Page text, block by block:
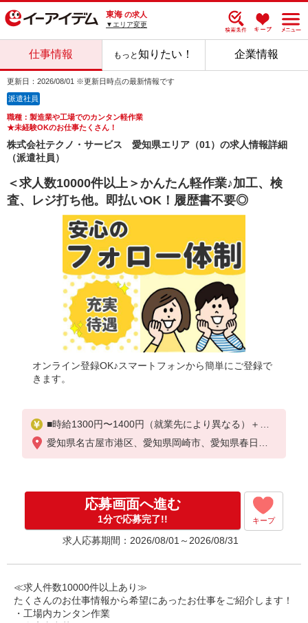
東海 の求人
▼エリア変更
仕事情報 もっと知りたい！ 企業情報
更新日：2026/08/01 ※更新日時点の最新情報です
派遣社員
職種：製造業や工場でのカンタン軽作業
★未経験OKのお仕事たくさん！
株式会社テクノ・サービス 愛知県エリア（01）の求人情報詳細
（派遣社員）
＜求人数10000件以上＞かんたん軽作業♪加工、検
査、レジ打ち他。即払いOK！履歴書不要◎
オンライン登録OK♪スマートフォンから簡単にご登録で
きます。
■時給1300円〜1400円（就業先により異なる）＋交
通費
愛知県名古屋市港区、愛知県岡崎市、愛知県春日井
応募画面へ進む
1分で応募完了!! キープ
求人応募期間：2026/08/01～2026/08/31
≪求人件数10000件以上あり≫
たくさんのお仕事情報から希望にあったお仕事をご紹介します！
・工場内カンタン作業